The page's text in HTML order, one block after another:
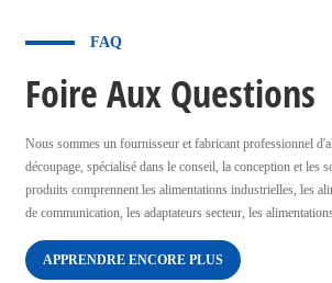
FAQ
Foire Aux Questions
Nous sommes un fournisseur et fabricant professionnel
découpage, spécialisé dans le conseil, la conception et les
produits comprennent les alimentations industrielles, les
de communication, les adaptateurs secteur, les
APPRENDRE ENCORE PLUS